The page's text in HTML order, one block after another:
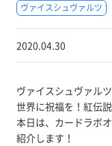
ヴァイスシュヴァルツ
2020.04.30
ヴァイスシュヴァル
世界に祝福を！紅伝
本日は、カードラボ
紹介します！